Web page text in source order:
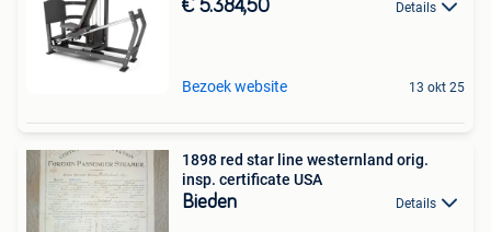
€ 5.384,50 Details
Bezoek website 13 okt 25
1898 red star line westernland orig.
insp. certificate USA
Bieden Details